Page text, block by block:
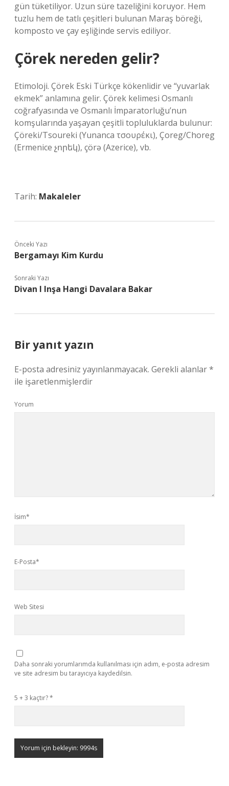
gün tüketiliyor. Uzun süre tazeliğini koruyor. Hem
tuzlu hem de tatlı çeşitleri bulunan Maraş böreği,
komposto ve çay eşliğinde servis ediliyor.
Çörek nereden gelir?
Etimoloji. Çörek Eski Türkçe kökenlidir ve “yuvarlak
ekmek” anlamına gelir. Çörek kelimesi Osmanlı
coğrafyasında ve Osmanlı İmparatorluğu’nun
komşularında yaşayan çeşitli topluluklarda bulunur:
Çöreki/Tsoureki (Yunanca τσουρέκι), Çoreg/Choreg
(Ermenice չորեկ), çörə (Azerice), vb.
Tarih: Makaleler
Önceki Yazı
Bergamayı Kim Kurdu
Sonraki Yazı
Divan I Inşa Hangi Davalara Bakar
Bir yanıt yazın
E-posta adresiniz yayınlanmayacak. Gerekli alanlar*
ile işaretlenmişlerdir
Yorum
İsim*
E-Posta*
Web Sitesi
Daha sonraki yorumlarımda kullanılması için adım, e-posta adresim
ve site adresim bu tarayıcıya kaydedilsin.
5 + 3 kaçtır?*